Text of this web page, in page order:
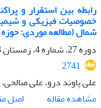
خصوصیات فیزیکی و
شمال (مطالعه موردی: حوزه
دوره 27، شماره 4، زمستان 1393، صفحه
2741
علی پاوند درو، علی
مشاهده مقاله
اصل